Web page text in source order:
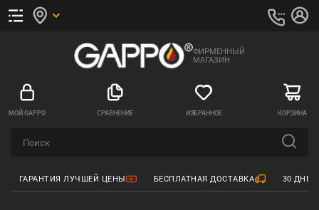
ФИРМЕННЫЙ
МАГАЗИН
МОЙ GAPPO СРАВНЕНИЕ ИЗБРАННОЕ КОРЗИНА
ГАРАНТИЯ ЛУЧШЕЙ ЦЕНЫ БЕСПЛАТНАЯ ДОСТАВКА 30